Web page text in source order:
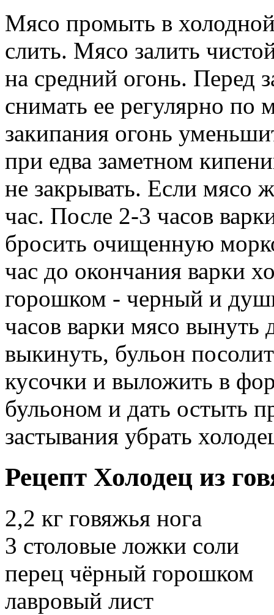
Мясо промыть в
слить. Мясо залить
на средний огонь. Перед
снимать ее регулярно по
закипания огонь
при едва заметном
не закрывать. Если мясо
час. После 2-3 часов
бросить очищенную
час до окончания варки
горошком - черный и
часов варки мясо вынуть
выкинуть, бульон
кусочки и выложить в
бульоном и дать остыть
застывания убрать
Рецепт Холодец из
2,2 кг говяжья нога
3 столовые ложки соли
перец чёрный горошком
лавровый лист